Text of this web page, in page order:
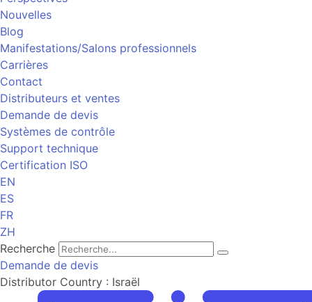
Nouvelles
Blog
Manifestations/Salons professionnels
Carrières
Contact
Distributeurs et ventes
Demande de devis
Systèmes de contrôle
Support technique
Certification ISO
EN
ES
FR
ZH
Recherche
Demande de devis
Distributor Country : Israël